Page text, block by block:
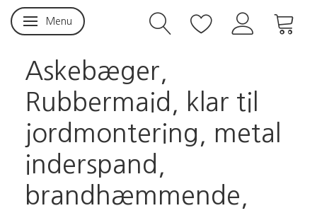
Skifte navigation
Menu
Askebæger,
Rubbermaid, klar til
jordmontering, metal
inderspand,
brandhæmmende,